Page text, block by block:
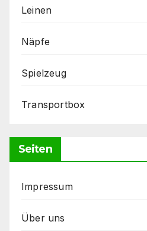
Leinen
Näpfe
Spielzeug
Transportbox
Seiten
Impressum
Über uns